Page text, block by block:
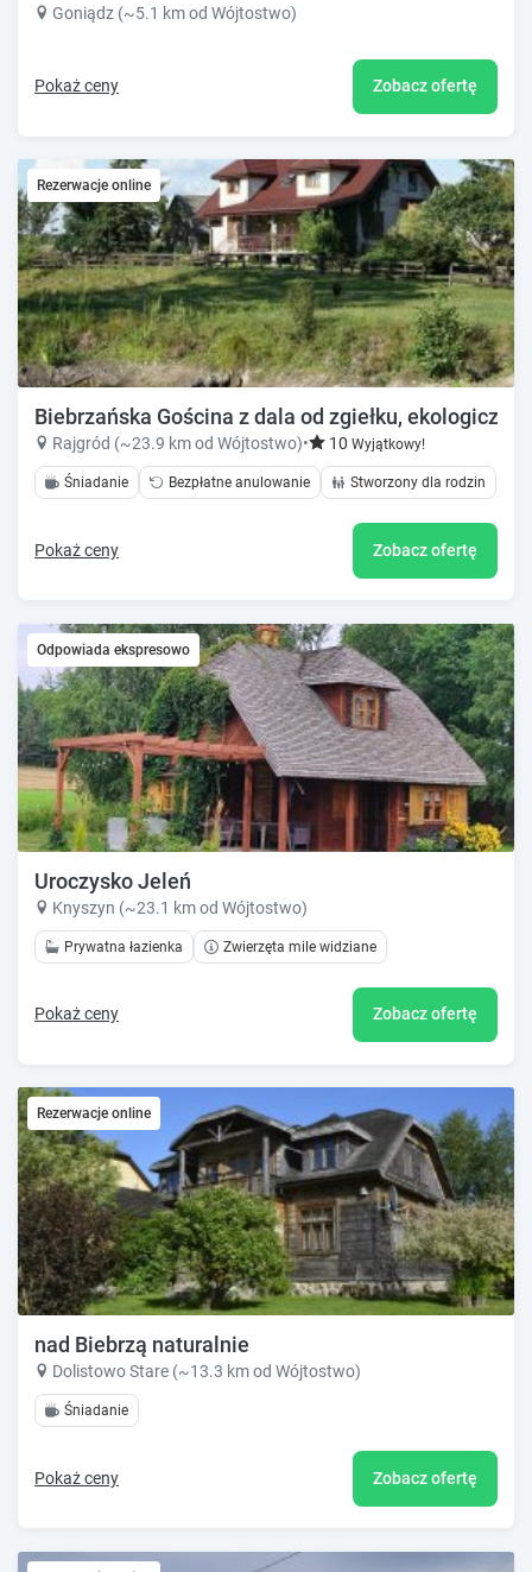
Goniądz (~5.1 km od Wójtostwo)
Pokaż ceny Zobacz ofertę
Rezerwacje online
Biebrzańska Gościna z dala od zgiełku, ekologiczne
Rajgród (~23.9 km od Wójtostwo)• 10 Wyjątkowy!
Śniadanie Bezpłatne anulowanie Stworzony dla rodzin
Pokaż ceny Zobacz ofertę
Odpowiada ekspresowo
Uroczysko Jeleń
Knyszyn (~23.1 km od Wójtostwo)
Prywatna łazienka Zwierzęta mile widziane
Pokaż ceny Zobacz ofertę
Rezerwacje online
nad Biebrzą naturalnie
Dolistowo Stare (~13.3 km od Wójtostwo)
Śniadanie
Pokaż ceny Zobacz ofertę